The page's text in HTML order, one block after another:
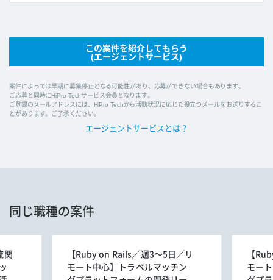
この案件を紹介してもらう
(エージェントサービス)
案件によっては早期に募集停止となる可能性があり、応募ができない場合もあります。
ご応募と同時にHiPro Techサービス会員となります。
ご登録のメールアドレスには、HiPro Techから活動状況に応じた役立つメールをお送りするこ
とがあります。ご了承ください。
エージェントサービスとは？
同じ職種の案件
関
【Ruby on Rails／週3～5日／リ
モート中心】トラベルマッチン
【
モー